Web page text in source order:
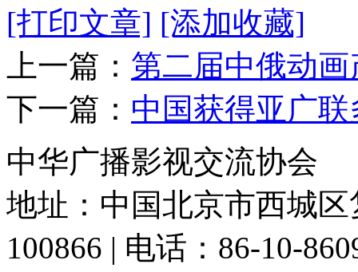
[打印文章] [添加收藏]
上一篇： 第二届中俄动
下一篇： 中国获得亚广
中华广播影视交流协会
地址：中国北京市西城
100866 | 电话：86-10-